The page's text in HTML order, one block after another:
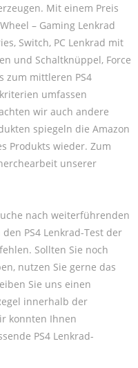
Mit einem Preis
– Gaming Lenkrad
Switch, PC Lenkrad mit
und Schaltknüppel, Force
zum mittleren PS4
umfassen
wir auch andere
spiegeln die Amazon
Produkts wieder. Zum
unserer
nach weiterführenden
PS4 Lenkrad-Test der
Sollten Sie noch
nutzen Sie gerne das
Sie uns einen
innerhalb der
konnten Ihnen
PS4 Lenkrad-